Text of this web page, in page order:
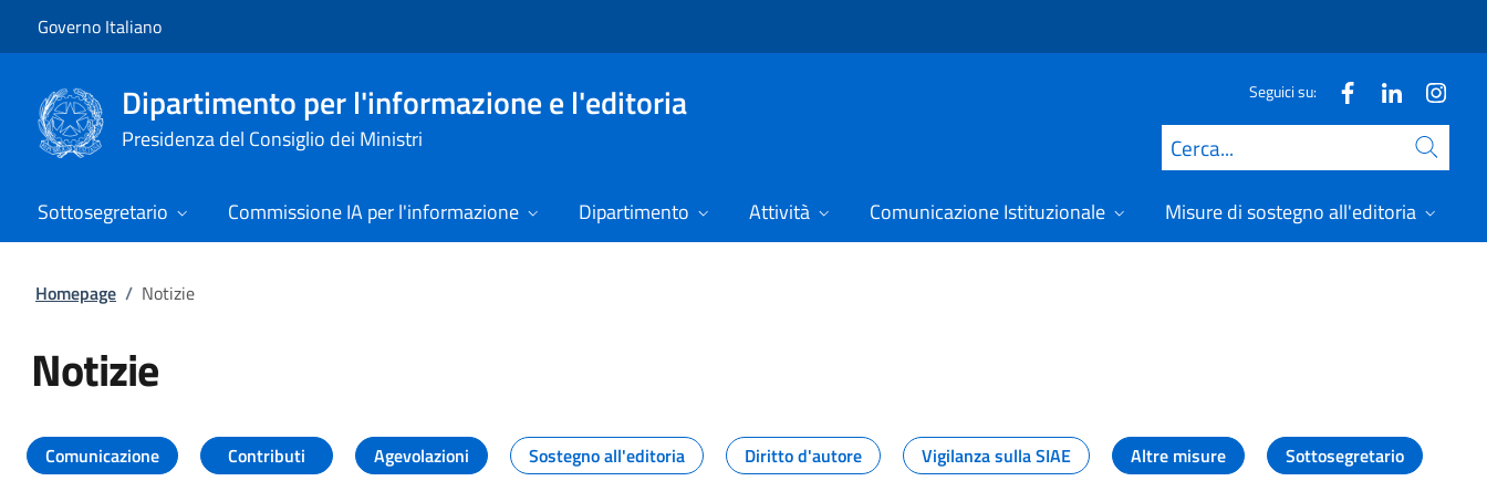
Governo Italiano
Dipartimento per l'informazione e l'editoria
Presidenza del Consiglio dei Ministri
Seguici su:
Cerca
Sottosegretario Commissione IA per l'informazione Dipartimento Attività Comunicazione Istituzionale Misure di sostegno all'editoria
Homepage / Notizie
Notizie
Tutti i contenuti della pagina Notizie
Comunicazione Contributi Agevolazioni Sostegno all'editoria Diritto d'autore Vigilanza sulla SIAE Altre misure
Sottosegretario